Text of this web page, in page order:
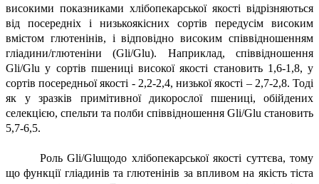
високими показниками хлібопекарської якості відрізняються
від посередніх і низькоякісних сортів передусім високим
вмістом глютенінів, і відповідно високим співвідношенням
гліадини/глютеніни (Gli/Glu). Наприклад, співвідношення
Gli/Glu у сортів пшениці високої якості становить 1,6-1,8, у
сортів посередньої якості - 2,2-2,4, низької якості – 2,7-2,8. Тоді
як у зразків примітивної дикорослої пшениці, обійдених
селекцією, спельти та полби співвідношення Gli/Glu становить
5,7-6,5.
Роль Gli/Gluщодо хлібопекарської якості суттєва, тому
що функції гліадинів та глютенінів за впливом на якість тіста